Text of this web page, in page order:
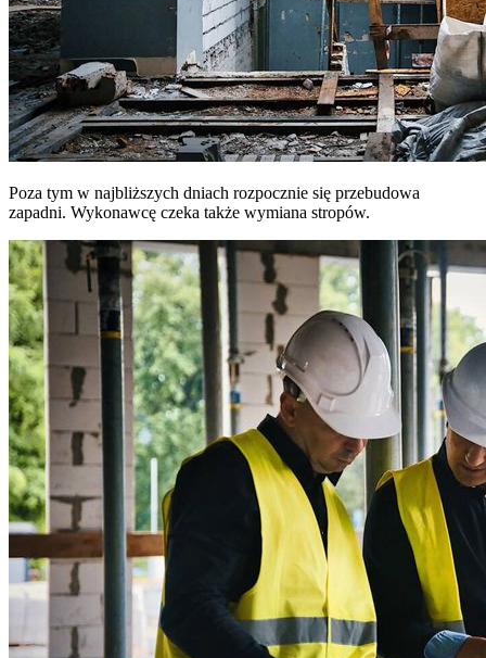
Poza tym w najbliższych dniach rozpocznie się przebudowa
zapadni. Wykonawcę czeka także wymiana stropów.